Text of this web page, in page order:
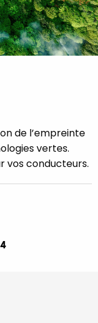
de l’empreinte
vertes.
vos conducteurs.